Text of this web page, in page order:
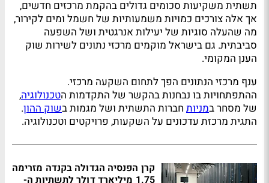
תשתית משקיעות סכומים גדולים בהקמת מרכזים חדשים,
אך אלה צורכים כמויות משמעותיות של חשמל ומים לקירור,
מה שהעלה סוגיות של יעילות אנרגטית ושל השפעה
סביבתית. גם בישראל מוקמים מרכזי נתונים לשירות שוק
הענן המקומי.
ענף מרכזי הנתונים הפך לתחום השקעה מרכזי.
ההתפתחויות בו נבחנות בהקשר של התקדמות הטכנולוגיה,
של מסחר במניות חברות התשתית ושל מגמות בשוק ההון.
התגית מרכזת עדכונים על השקעות, פרויקטים וטכנולוגיה.
קרן הפנסיה הגדולה בקנדה מזרימה
1.75 מיליארד דולר לתשתיות ה-